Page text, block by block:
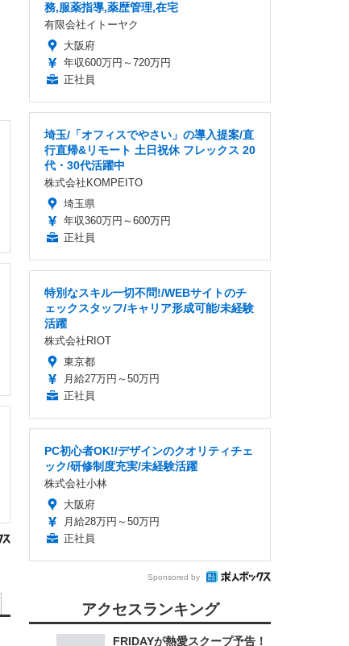
務,服薬指導,薬歴管理,在宅
有限会社イトーヤク
大阪府
年収600万円～720万円
正社員
埼玉/「オフィスでやさい」の導入提案/直
行直帰&リモート 土日祝休 フレックス 20
代・30代活躍中
株式会社KOMPEITO
埼玉県
年収360万円～600万円
正社員
特別なスキル一切不問!/WEBサイトのチ
ェックスタッフ/キャリア形成可能/未経験
活躍
株式会社RIOT
東京都
月給27万円～50万円
正社員
PC初心者OK!/デザインのクオリティチェ
ック/研修制度充実/未経験活躍
株式会社小林
大阪府
月給28万円～50万円
正社員
Sponsored by
アクセスランキング
FRIDAYが熱愛スクープ予告！